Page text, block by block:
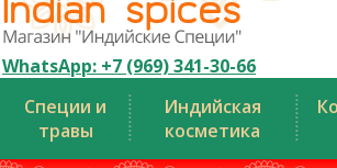
WhatsApp: +7 (969) 341-30-66
Специи и
травы
Индийская
косметика